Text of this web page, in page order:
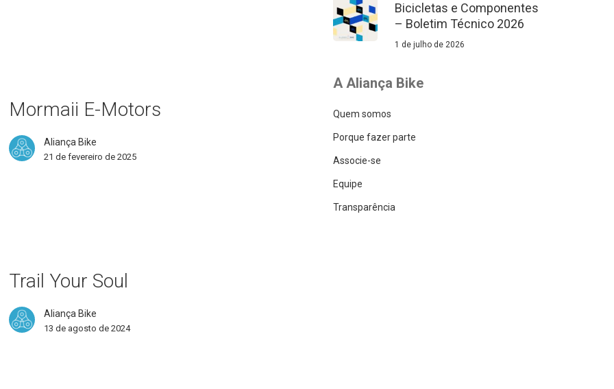
Mormaii E-Motors
Aliança Bike
21 de fevereiro de 2025
Trail Your Soul
Aliança Bike
13 de agosto de 2024
Bicicletas e Componentes
– Boletim Técnico 2026
1 de julho de 2026
A Aliança Bike
Quem somos
Porque fazer parte
Associe-se
Equipe
Transparência